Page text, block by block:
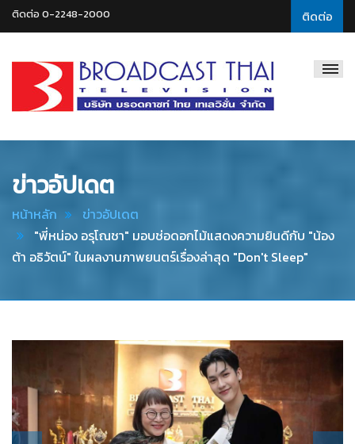
ติดต่อ
ติดต่อ 0-2248-2000
Thai
ข่าวอัปเดต
หน้าหลัก
ข่าวอัปเดต
"พี่หน่อง อรุโณชา" มอบช่อดอกไม้แสดงความยินดีกับ "น้อง
ต้า อธิวัตน์" ในผลงานภาพยนตร์เรื่องล่าสุด "Don't Sleep"